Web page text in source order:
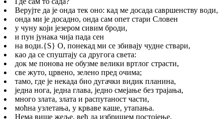
Верујте да је онда тек оно: кад ме досада савршенству води,
онда ми је досадно, онда сам опет стари Словен
у чуну који језером сивим броди,
и пун јунака чија пада сен
на води.{S} О, понекад ми се збивају чудне ствари,
као да се спуштају са другога света:
док ме понова не обузме велики вртлог страсти,
све жуто, црвено, зелено пред очима;
тамо, где је некада био дугачки видик планина,
једна нога, једна глава, једно смејање без трајања,
много злата, злата и распутаност части,
моћна узлетања, у крваве каше, утапања.
Нема више жеље, већ да избришем постојење,